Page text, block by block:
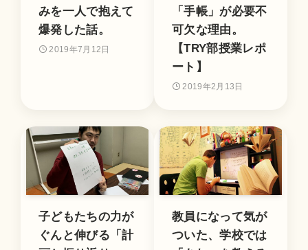
みを一人で抱えて
爆発した話。
2019年7月12日
「手帳」が必要不
可欠な理由。
【TRY部授業レポ
ート】
2019年2月13日
子どもたちの力が
ぐんと伸びる「計
教員になって気が
ついた、学校では